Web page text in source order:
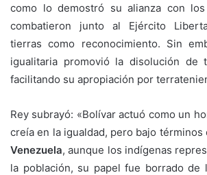
como lo demostró su alianza con los
combatieron junto al Ejército
tierras como reconocimiento. Sin
igualitaria promovió la disolución de
facilitando su apropiación por
Rey subrayó: «Bolívar actuó como un
creía en la igualdad, pero bajo términos
Venezuela, aunque los indígenas
la población, su papel fue borrado de